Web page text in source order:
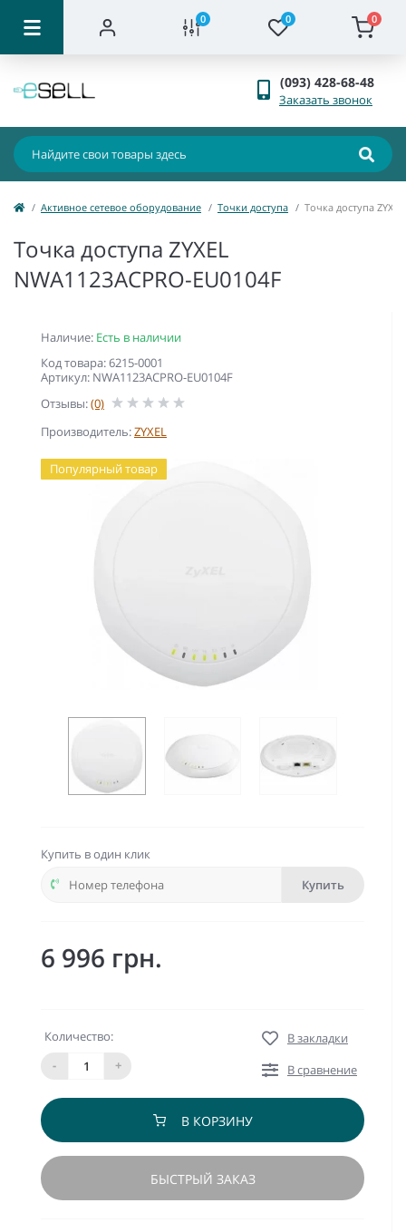
0 0 0
(093) 428-68-48
Заказать звонок
Активное сетевое оборудование Точки доступа Точка доступа
Точка доступа ZYXEL
NWA1123ACPRO-EU0104F
Наличие: Есть в наличии
Код товара: 6215-0001
Артикул: NWA1123ACPRO-EU0104F
Отзывы:(0)
Производитель:ZYXEL
Популярный товар
Купить в один клик
Купить
6 996 грн.
Количество:
-
+
В закладки
В сравнение
В КОРЗИНУ
БЫСТРЫЙ ЗАКАЗ